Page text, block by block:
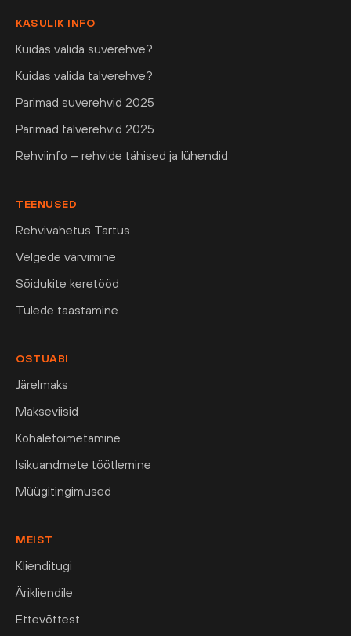
KASULIK INFO
Kuidas valida suverehve?
Kuidas valida talverehve?
Parimad suverehvid 2025
Parimad talverehvid 2025
Rehviinfo – rehvide tähised ja lühendid
TEENUSED
Rehvivahetus Tartus
Velgede värvimine
Sõidukite keretööd
Tulede taastamine
OSTUABI
Järelmaks
Makseviisid
Kohaletoimetamine
Isikuandmete töötlemine
Müügitingimused
MEIST
Klienditugi
Ärikliendile
Ettevõttest